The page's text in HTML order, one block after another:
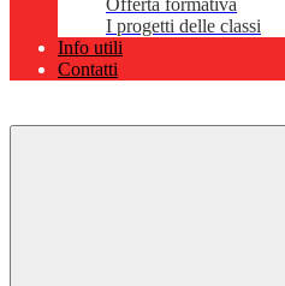
Offerta formativa
I progetti delle classi
Info utili
Contatti